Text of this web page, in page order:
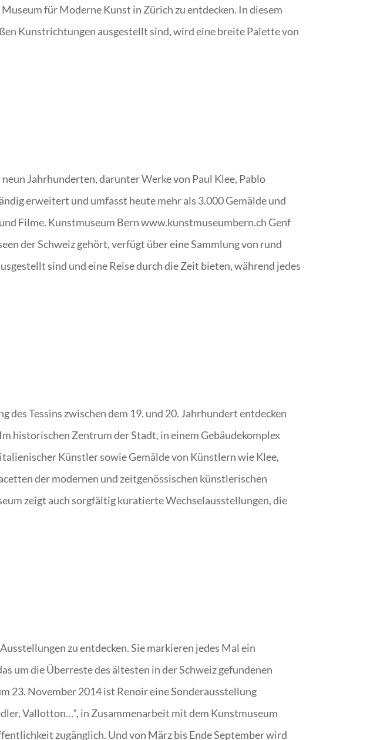
für Moderne Kunst in Zürich zu entdecken. In diesem
Kunstrichtungen ausgestellt sind, wird eine breite Palette von
Jahrhunderten, darunter Werke von Paul Klee, Pablo
erweitert und umfasst heute mehr als 3.000 Gemälde und
Filme. Kunstmuseum Bern www.kunstmuseumbern.ch Genf
der Schweiz gehört, verfügt über eine Sammlung von rund
sind und eine Reise durch die Zeit bieten, während jedes
Tessins zwischen dem 19. und 20. Jahrhundert entdecken
historischen Zentrum der Stadt, in einem Gebäudekomplex
Künstler sowie Gemälde von Künstlern wie Klee,
der modernen und zeitgenössischen künstlerischen
zeigt auch sorgfältig kuratierte Wechselausstellungen, die
zu entdecken. Sie markieren jedes Mal ein
um die Überreste des ältesten in der Schweiz gefundenen
23. November 2014 ist Renoir eine Sonderausstellung
Vallotton…“, in Zusammenarbeit mit dem Kunstmuseum
zugänglich. Und von März bis Ende September wird